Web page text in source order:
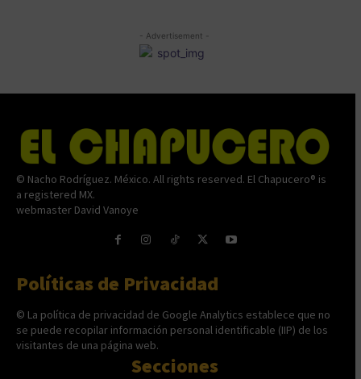
- Advertisement -
© Nacho Rodríguez. México. All rights reserved. El Chapucero® is
a registered MX.
webmaster David Vanoye
Políticas de Privacidad
© La política de privacidad de Google Analytics establece que no
se puede recopilar información personal identificable (IIP) de los
visitantes de una página web.
Secciones